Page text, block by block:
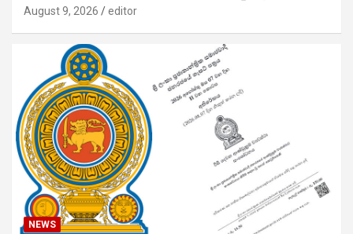
August 9, 2026 editor
NEWS